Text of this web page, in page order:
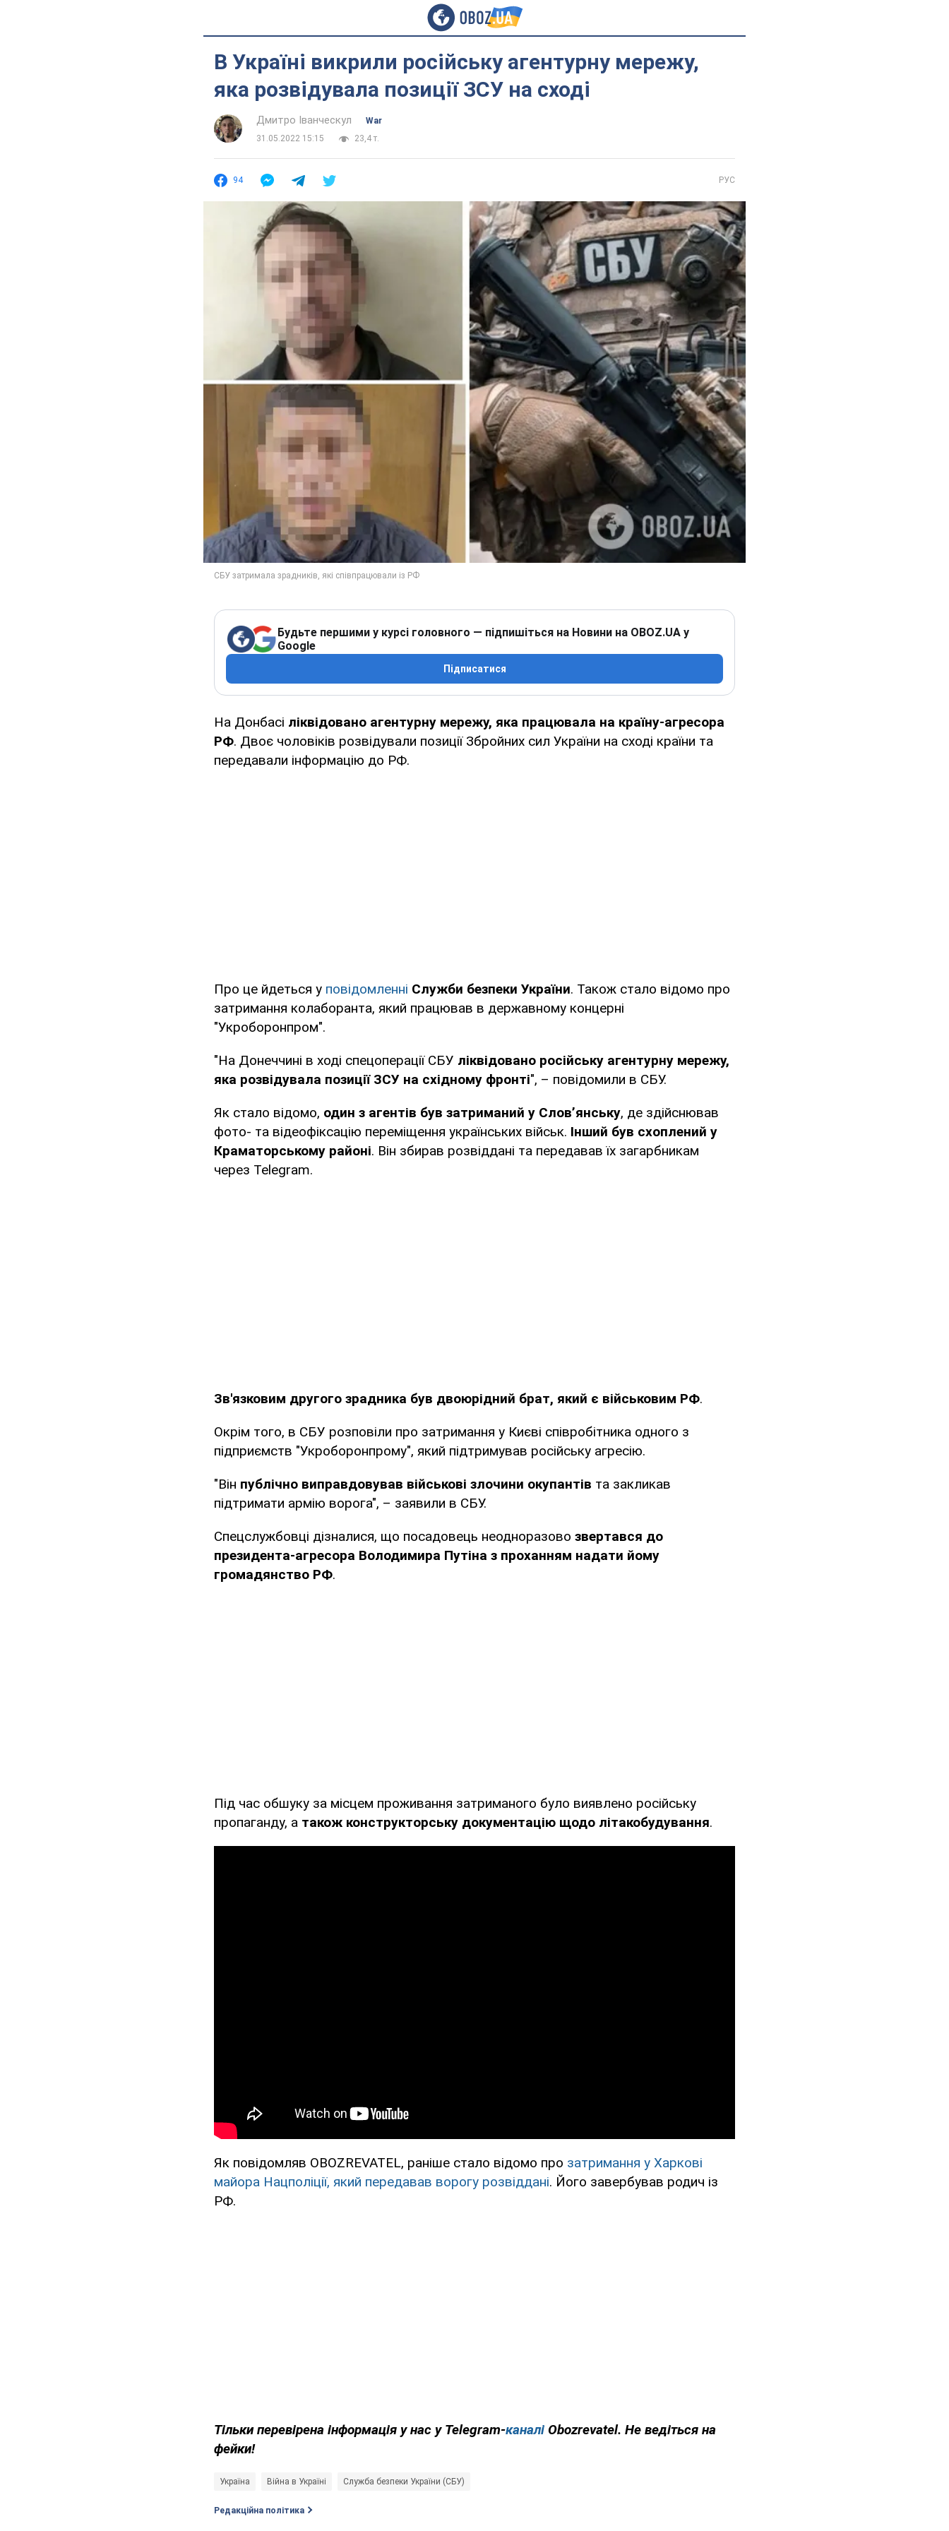
В Україні викрили російську агентурну мережу,
яка розвідувала позиції ЗСУ на сході
Дмитро Іванческул
War
31.05.2022 15:15
23,4 т.
94 РУС
Будьте першими у курсі головного — підпишіться на Новини на OBOZ.UA у
Google
Підписатися
На Донбасі ліквідовано агентурну мережу, яка працювала на країну-агресора
РФ. Двоє чоловіків розвідували позиції Збройних сил України на сході країни та
передавали інформацію до РФ.
Про це йдеться у повідомленні Служби безпеки України. Також стало відомо про
затримання колаборанта, який працював в державному концерні
"Укроборонпром".
"На Донеччині в ході спецоперації СБУ ліквідовано російську агентурну мережу,
яка розвідувала позиції ЗСУ на східному фронті", – повідомили в СБУ.
Як стало відомо, один з агентів був затриманий у Слов’янську, де здійснював
фото- та відеофіксацію переміщення українських військ. Інший був схоплений у
Краматорському районі. Він збирав розвіддані та передавав їх загарбникам
через Telegram.
Зв'язковим другого зрадника був двоюрідний брат, який є військовим РФ.
Окрім того, в СБУ розповіли про затримання у Києві співробітника одного з
підприємств "Укроборонпрому", який підтримував російську агресію.
"Він публічно виправдовував військові злочини окупантів та закликав
підтримати армію ворога", – заявили в СБУ.
Спецслужбовці дізналися, що посадовець неодноразово звертався до
президента-агресора Володимира Путіна з проханням надати йому
громадянство РФ.
Під час обшуку за місцем проживання затриманого було виявлено російську
пропаганду, а також конструкторську документацію щодо літакобудування.
Як повідомляв OBOZREVATEL, раніше стало відомо про затримання у Харкові
майора Нацполіції, який передавав ворогу розвіддані. Його завербував родич із
РФ.
Тільки перевірена інформація у нас у Telegram-каналі Obozrevatel. Не ведіться на
фейки!
Україна Війна в Україні Служба безпеки України (СБУ)
Редакційна політика